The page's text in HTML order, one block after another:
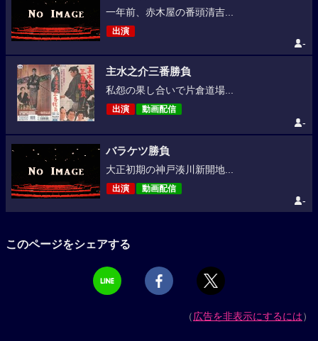
一年前、赤木屋の番頭清吉...
出演
-
主水之介三番勝負
私怨の果し合いで片倉道場...
出演 動画配信
-
バラケツ勝負
大正初期の神戸湊川新開地...
出演 動画配信
-
このページをシェアする
（広告を非表示にするには）